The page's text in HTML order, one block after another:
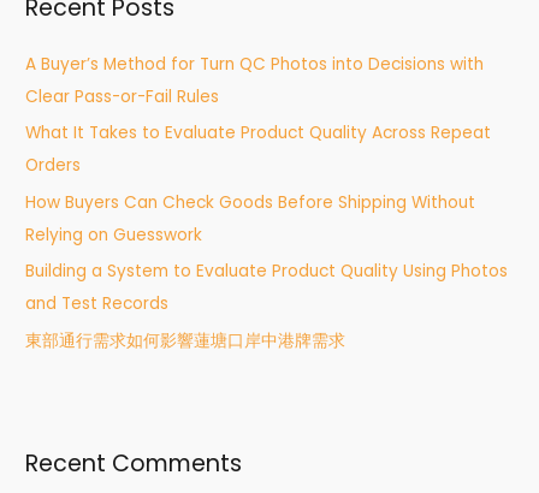
c
f
o
r
:
Recent Posts
A Buyer’s Method for Turn QC Photos into Decisions with
Clear Pass-or-Fail Rules
What It Takes to Evaluate Product Quality Across Repeat
Orders
How Buyers Can Check Goods Before Shipping Without
Relying on Guesswork
Building a System to Evaluate Product Quality Using Photos
and Test Records
東部通行需求如何影響蓮塘口岸中港牌需求
Recent Comments